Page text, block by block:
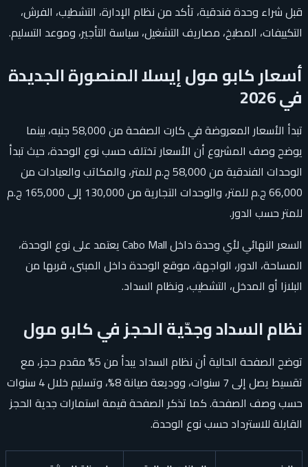
قبل شراء وحدة فندقية، تأكد من نظام الإدارة، التشطيب، الفرش،
التكييفات، المطبخ، مصاريف التشغيل، سياسة التأجير، وموعد التسليم.
أسعار كابو مول إيسلا المنصورة الجديدة
في 2026
تبدأ الأسعار المعروضة في كارت الصفحة من 58,000 جنيه، بينما
يوضح وصف المشروع أن الأسعار تختلف حسب نوع الوحدة، حيث تبدأ
الوحدات الفندقية من 58,000 ج.م للمتر، والمكاتب والعيادات من
66,000 ج.م للمتر، والوحدات التجارية من 130,000 إلى 165,000 ج.م
للمتر حسب الدور.
السعر النهائي لأي وحدة داخل Cabo Mall يعتمد على نوع الوحدة،
المساحة، الدور، الواجهة، موقع الوحدة داخل المبنى، قربها من
البلازا أو المدخل، التشطيب، ونظام السداد.
نظام السداد وجدّية الحجز في كابو مول
توضح الصفحة الحالية أن نظام السداد يبدأ من 5% مقدم حجز، مع
تقسيط يصل إلى 7 سنوات، ووديعة صيانة 8%، وتسليم خلال 4 سنوات
حسب وصف الصفحة. كما تذكر الصفحة قيمة استمارات جدية الحجز
القابلة للاسترداد حسب نوع الوحدة.